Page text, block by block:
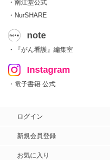
・南江堂公式
・NurSHARE
note
・『がん看護』編集室
Instagram
・電子書籍 公式
ログイン
新規会員登録
お気に入り